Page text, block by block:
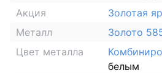
Акция
Золотая
Металл
Золото
Цвет металла
белым